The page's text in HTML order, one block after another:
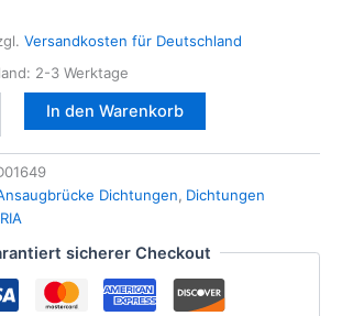
Versandkosten für Deutschland
2-3 Werktage
In den Warenkorb
Dichtungen, Dichtungen
sicherer Checkout